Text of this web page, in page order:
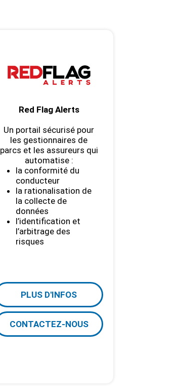
Red Flag Alerts
Un portail sécurisé pour
les gestionnaires de
parcs et les assureurs qui
automatise :
la conformité du
conducteur
la rationalisation de
la collecte de
données
l’identification et
l’arbitrage des
risques
PLUS D'INFOS
CONTACTEZ-NOUS